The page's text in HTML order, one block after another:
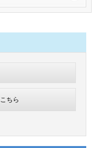
こちら